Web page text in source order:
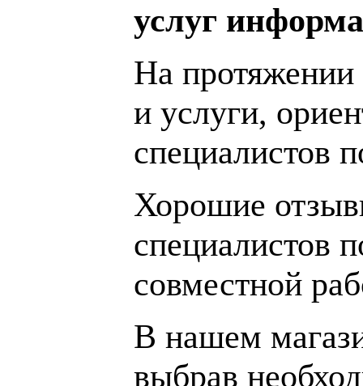
услуг
На протяжении
и услуги,
специалистов
Хорошие
специалистов
совместной
В нашем
выбрав